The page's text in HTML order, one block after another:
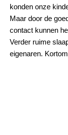
konden onze
Maar door de
contact kunnen
Verder ruime
eigenaren.